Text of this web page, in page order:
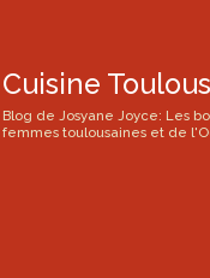
Cuisine
Blog de Josyane Joyce: Les
femmes toulousaines et de